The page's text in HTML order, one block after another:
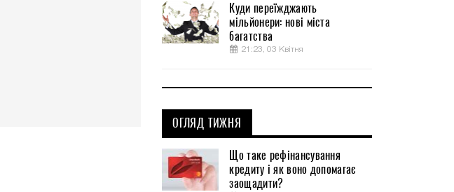
Куди переїжджають
мільйонери: нові міста
багатства
21:23, 03 Квітня
ОГЛЯД ТИЖНЯ
Що таке рефінансування
кредиту і як воно допомагає
заощадити?